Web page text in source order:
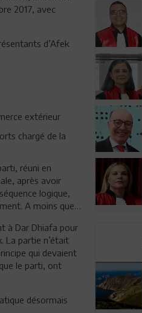
2017, avec
d’Afek
extérieur
chargé de la
réuni en
après avoir
logique,
A moins que…
à Dar Dhiafa pour
La partie n’était
qui devaient
le parti, ont
désormais